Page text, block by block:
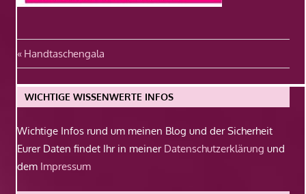
Beitragsnavigation
Vorheriger
Beitrag:
Handtaschengala
WICHTIGE WISSENWERTE INFOS
Wichtige Infos rund um meinen Blog und der Sicherheit
Eurer Daten findet Ihr in meiner Datenschutzerklärung und
dem Impressum